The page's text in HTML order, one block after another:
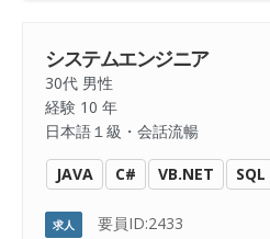
システムエンジニア
30代 男性
経験 10 年
日本語１級・会話流暢
JAVA C# VB.NET SQL
求人 要員ID:2433